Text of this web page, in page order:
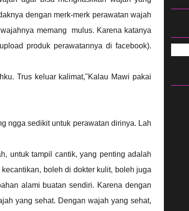
dengan merk-merk perawatan wajah
memang mulus. Karena katanya
produk perawatannya di facebook).
Trus keluar kalimat,"Kalau Mawi pakai
ngga sedikit untuk perawatan dirinya. Lah
untuk tampil cantik, yang penting adalah
boleh di dokter kulit, boleh juga
alami buatan sendiri. Karena dengan
yang sehat. Dengan wajah yang sehat,